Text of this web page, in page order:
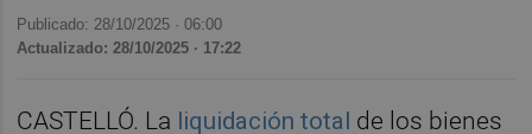
Publicado: 28/10/2025 ·06:00
Actualizado: 28/10/2025 · 17:22
CASTELLÓ. La liquidación total de los bienes